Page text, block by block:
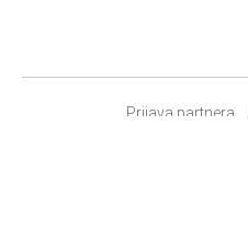
Prijava partnera